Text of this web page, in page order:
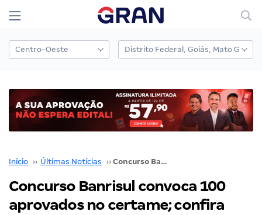
Início ›› Últimas Notícias ›› Concurso Banrisul convoca 100 aprovados no certame; confira detalhes!
Concurso Banrisul convoca 100
aprovados no certame; confira